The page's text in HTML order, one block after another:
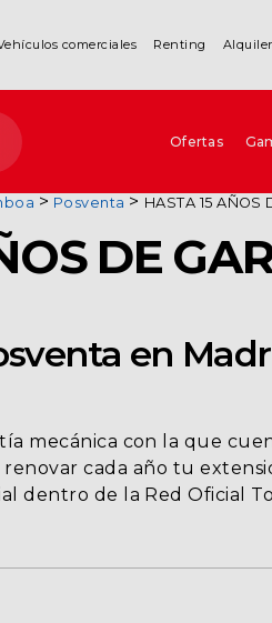
comerciales Renting Alquiler
Ofertas
Posventa HASTA 15 AÑOS
DE
en
mecánica con la que
cada año tu
dentro de la Red Oficial